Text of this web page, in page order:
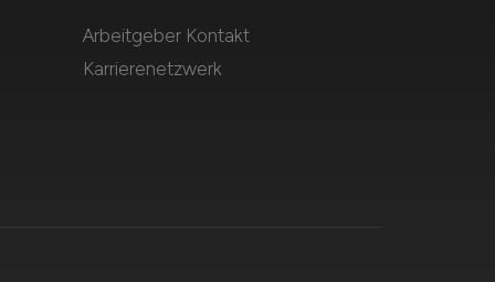
Arbeitgeber Kontakt
Karrierenetzwerk